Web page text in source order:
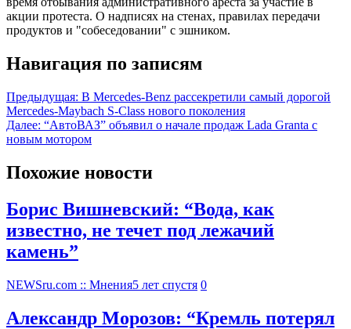
акции протеста. О надписях на стенах, правилах передачи
продуктов и "собеседовании" с эшником.
Навигация по записям
Предыдущая: В Mercedes-Benz рассекретили самый дорогой
Mercedes-Maybach S-Class нового поколения
Далее: “АвтоВАЗ” объявил о начале продаж Lada Granta с
новым мотором
Похожие новости
Борис Вишневский: “Вода, как
известно, не течет под лежачий
камень”
NEWSru.com :: Мнения5 лет спустя 0
Александр Морозов: “Кремль потерял